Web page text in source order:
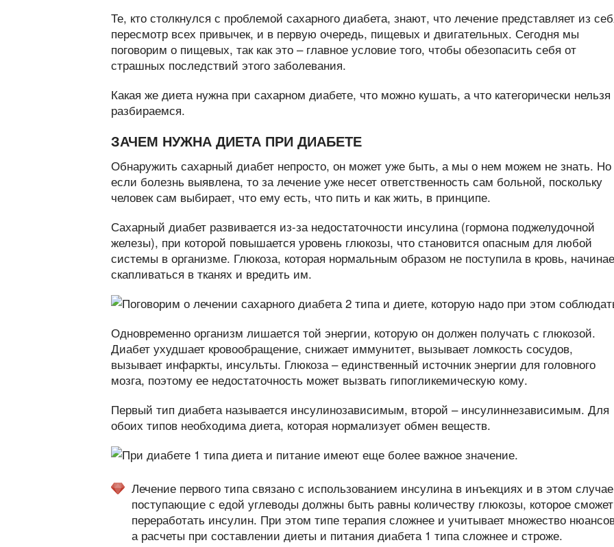
Те, кто столкнулся с проблемой сахарного диабета, знают, что лечение представляет из
пересмотр всех привычек, и в первую очередь, пищевых и двигательных. Сегодня мы
поговорим о пищевых, так как это – главное условие того, чтобы обезопасить себя от
страшных последствий этого заболевания.
Какая же диета нужна при сахарном диабете, что можно кушать, а что категорически нельзя
разбираемся.
ЗАЧЕМ НУЖНА ДИЕТА ПРИ ДИАБЕТЕ
Обнаружить сахарный диабет непросто, он может уже быть, а мы о нем можем не знать. Но
если болезнь выявлена, то за лечение уже несет ответственность сам больной, поскольку
человек сам выбирает, что ему есть, что пить и как жить, в принципе.
Сахарный диабет развивается из-за недостаточности инсулина (гормона поджелудочной
железы), при которой повышается уровень глюкозы, что становится опасным для любой
системы в организме. Глюкоза, которая нормальным образом не поступила в кровь,
скапливаться в тканях и вредить им.
Одновременно организм лишается той энергии, которую он должен получать с глюкозой.
Диабет ухудшает кровообращение, снижает иммунитет, вызывает ломкость сосудов,
вызывает инфаркты, инсульты. Глюкоза – единственный источник энергии для головного
мозга, поэтому ее недостаточность может вызвать гипогликемическую кому.
Первый тип диабета называется инсулинозависимым, второй – инсулиннезависимым. Для
обоих типов необходима диета, которая нормализует обмен веществ.
Лечение первого типа связано с использованием инсулина в инъекциях и в этом случае
поступающие с едой углеводы должны быть равны количеству глюкозы, которое сможет
переработать инсулин. При этом типе терапия сложнее и учитывает множество
а расчеты при составлении диеты и питания диабета 1 типа сложнее и строже.